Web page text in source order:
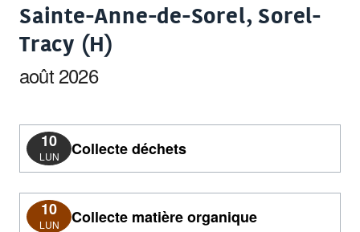
Sainte-Anne-de-Sorel, Sorel-
Tracy (H)
août 2026
10
LUN Collecte déchets
10
LUN Collecte matière organique